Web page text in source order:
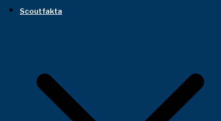
Scoutfakta